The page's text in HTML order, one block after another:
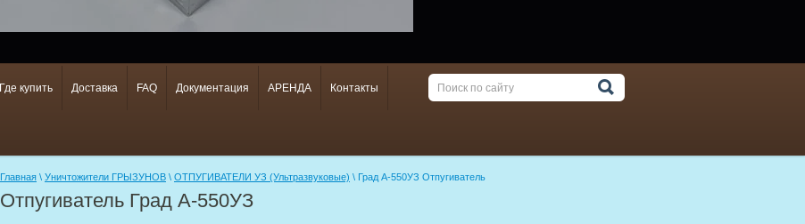
Где купить Доставка FAQ Документация АРЕНДА Контакты
Главная \ Уничтожители ГРЫЗУНОВ \ ОТПУГИВАТЕЛИ УЗ (Ультразвуковые) \ Град А-550УЗ Отпугиватель
Отпугиватель Град А-550УЗ